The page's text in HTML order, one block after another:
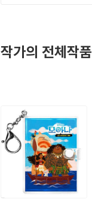
작가의 전체작품